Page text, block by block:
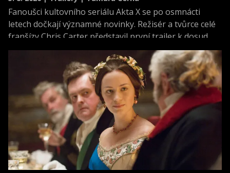
Fanoušci kultovního seriálu Akta X se po osmnácti
letech dočkají významné novinky. Režisér a tvůrce celé
franšízy Chris Carter představil první trailer k dosud
neviděné režisérské verzi filmu Akta X: Chci uvěřit.